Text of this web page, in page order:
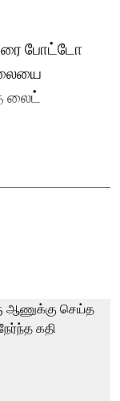
போட்டோ
லைட்